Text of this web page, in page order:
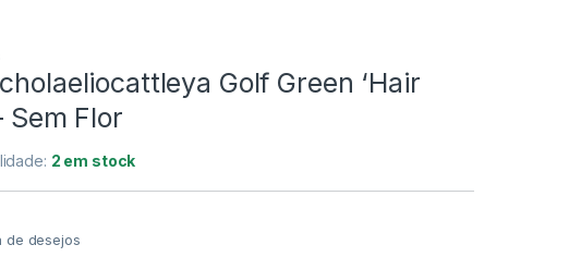
Golf Green ‘Hair
Sem Flor
2 em stock
de desejos